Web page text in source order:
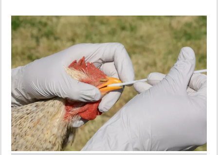
DEPORTES
MUNDO
INSÓLITAS
MULTIMEDIA
IMPRESO